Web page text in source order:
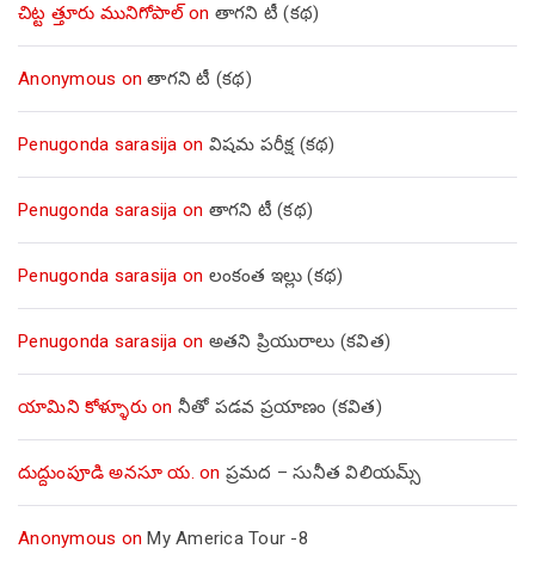
చిట్ట త్తూరు మునిగోపాల్ on తాగని టీ (కథ)
Anonymous onతాగని టీ (కథ)
Penugonda sarasija on విషమ పరీక్ష (క‌థ‌)
Penugonda sarasija on తాగని టీ (కథ)
Penugonda sarasija on లంకంత ఇల్లు (కథ)
Penugonda sarasija on అతని ప్రియురాలు (కవిత)
యామిని కోళ్ళూరుon నీతో పడవ ప్రయాణం (కవిత)
దుద్దుంపూడి అనసూ య. on ప్రమద – సునీత విలియమ్స్
Anonymous on My America Tour -8